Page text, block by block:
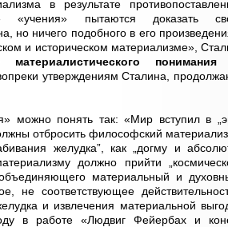
в результате
«учения» пытаются доказать
но ничего подобного в его
и историческом материализме»,
материалистического
утверждениям Сталина,
можно понять так: «Мир вступил в
отбросить философский
желудка”, как „догму и
должно прийти
материальный и
не соответствующее
и извлечения материальной
в работе «Людвиг Фейербах и